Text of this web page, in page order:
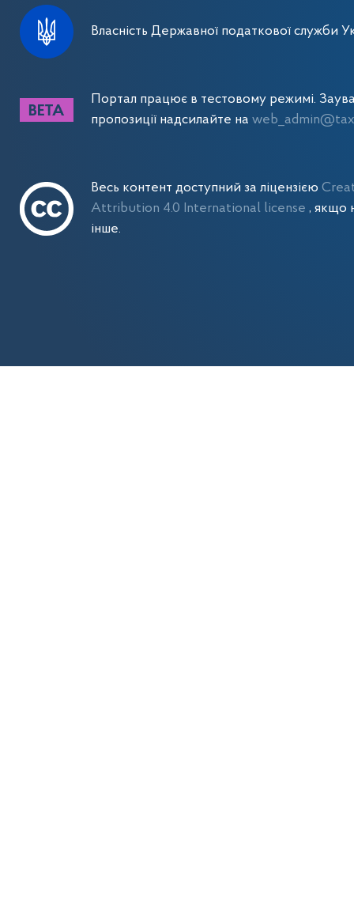
Власність Державної податкової служби
Портал працює в тестовому режимі.
пропозиції надсилайте на
Весь контент доступний за ліцензією
Attribution 4.0 International license , якщо
інше.